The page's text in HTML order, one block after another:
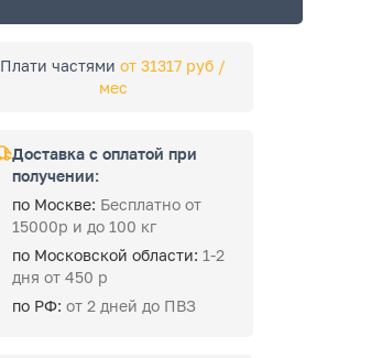
Плати частями от 31317 руб /
мес
Доставка с оплатой при
получении:
по Москве: Бесплатно от
15000р и до 100 кг
по Московской области: 1-2
дня от 450 р
по РФ: от 2 дней до ПВЗ